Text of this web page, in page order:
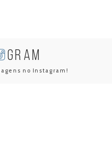
GRAM
no Instagram!